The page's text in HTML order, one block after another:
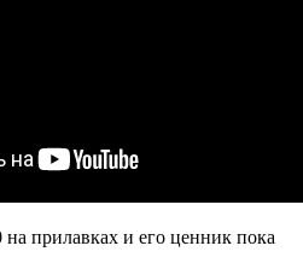
на прилавках и его ценник пока